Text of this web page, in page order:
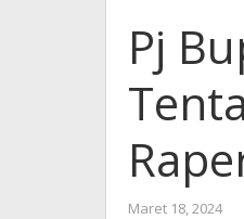
Pj
Maret 18, 2024